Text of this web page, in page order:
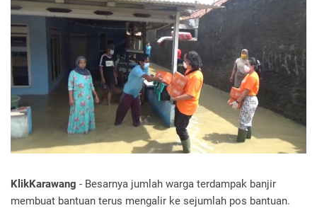
KlikKarawang - Besarnya jumlah warga terdampak banjir
membuat bantuan terus mengalir ke sejumlah pos bantuan.